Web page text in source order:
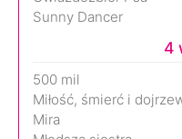
Sunny Dancer
4
500 mil
Miłość, śmierć i
Mira